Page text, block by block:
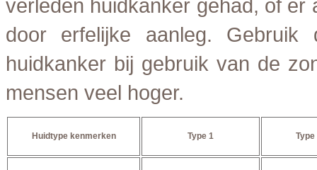
verleden huidkanker gehad, of
door erfelijke aanleg.
huidkanker bij gebruik van de
mensen veel hoger.
Huidtype kenmerken Type 1 Type